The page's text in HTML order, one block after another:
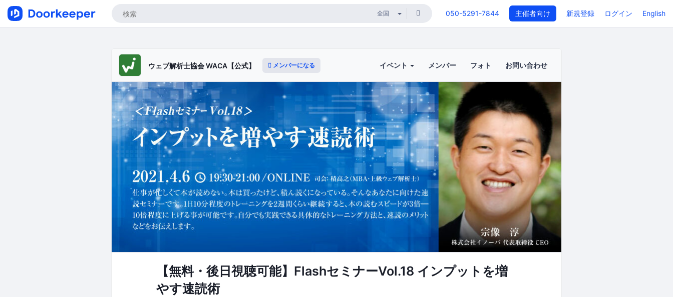
050-5291-7844 主催者向け 新規登録 ログイン English
ウェブ解析士協会 WACA【公式】 メンバーになる イベント メンバー フォト お問い合わせ
【無料・後日視聴可能】FlashセミナーVol.18 インプットを増
やす速読術